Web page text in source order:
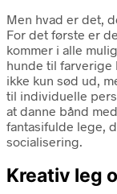
Men hvad er det,
For det første er
kommer i alle
hunde til farverige
ikke kun sød ud,
til individuelle
at danne bånd
fantasifulde lege,
socialisering.
Kreativ leg